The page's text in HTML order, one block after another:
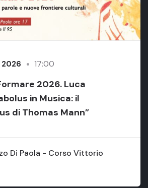
2026 17:00
2026. Luca
in Musica: il
di Thomas Mann”
Di Paola - Corso Vittorio